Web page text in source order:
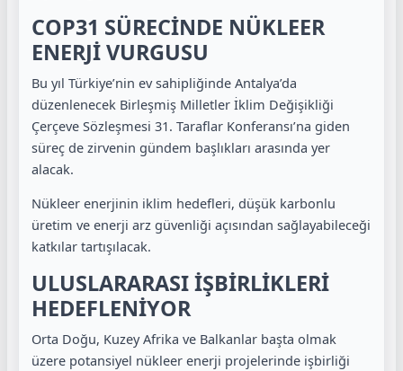
COP31 SÜRECİNDE NÜKLEER
ENERJİ VURGUSU
Bu yıl Türkiye’nin ev sahipliğinde Antalya’da
düzenlenecek Birleşmiş Milletler İklim Değişikliği
Çerçeve Sözleşmesi 31. Taraflar Konferansı’na giden
süreç de zirvenin gündem başlıkları arasında yer
alacak.
Nükleer enerjinin iklim hedefleri, düşük karbonlu
üretim ve enerji arz güvenliği açısından sağlayabileceği
katkılar tartışılacak.
ULUSLARARASI İŞBİRLİKLERİ
HEDEFLENİYOR
Orta Doğu, Kuzey Afrika ve Balkanlar başta olmak
üzere potansiyel nükleer enerji projelerinde işbirliği